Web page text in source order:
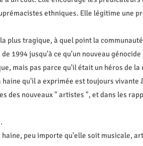
ethniques. Elle légitime une
plus tragique, à quel point la
1994 jusqu'à ce qu'un nouveau
mais pas parce qu'il était un héros de la
haine qu'il a exprimée est toujours
des nouveaux " artistes ", et dans les
haine, peu importe qu'elle soit musicale,